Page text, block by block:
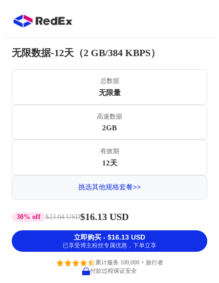
无限数据-12天（2 GB/384 KBPS）
总数据
无限量
高速数据
2GB
有效期
12天
挑选其他规格套餐>>
30% off $23.04 USD$16.13 USD
立即购买 - $16.13 USD
已享受博主粉丝专属优惠，下单立享
累计服务 100,000 + 旅行者
付款过程保证安全